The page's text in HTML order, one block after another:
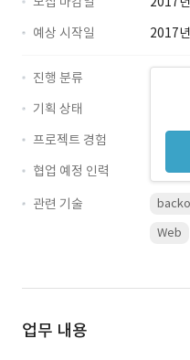
예상 시작일
2017
진행 분류
기획 상태
프로젝트 경험
협업 예정 인력
관련 기술
Web
업무 내용